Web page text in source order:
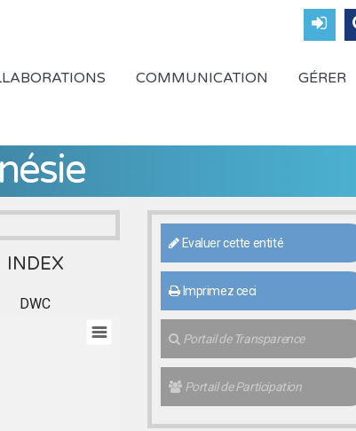
COMMUNICATION GÉRER
INDEX
DWC
Evaluer cette entité
Imprimez ceci
Portail de Transparence
Portail de Participation